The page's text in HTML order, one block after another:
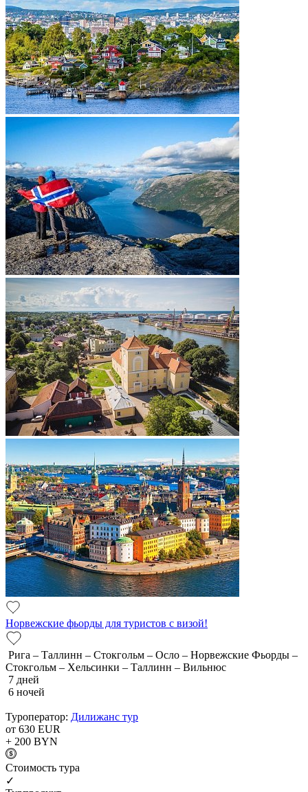
Норвежские фьорды для туристов с визой!
Рига – Таллинн – Стокгольм – Осло – Норвежские Фьорды –
Стокгольм – Хельсинки – Таллинн – Вильнюс
7 дней
6 ночей
Туроператор: Дилижанс тур
от 630 EUR
+ 200 BYN
Cтоимость тура
✓